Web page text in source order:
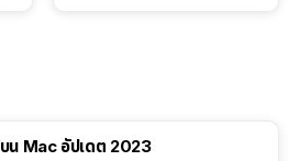
น Mac อัปเดต 2023